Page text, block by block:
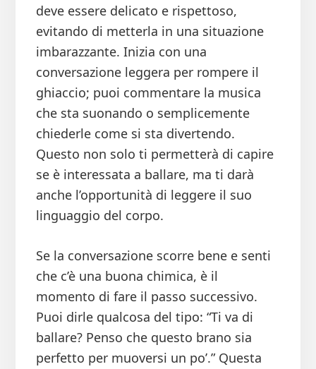
deve essere delicato e rispettoso,
evitando di metterla in una situazione
imbarazzante. Inizia con una
conversazione leggera per rompere il
ghiaccio; puoi commentare la musica
che sta suonando o semplicemente
chiederle come si sta divertendo.
Questo non solo ti permetterà di capire
se è interessata a ballare, ma ti darà
anche l’opportunità di leggere il suo
linguaggio del corpo.
Se la conversazione scorre bene e senti
che c’è una buona chimica, è il
momento di fare il passo successivo.
Puoi dirle qualcosa del tipo: “Ti va di
ballare? Penso che questo brano sia
perfetto per muoversi un po’.” Questa